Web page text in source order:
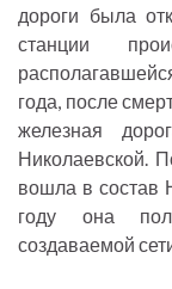
дороги была
станции
года, после
железная
Николаевской.
вошла в состав
году она
создаваемой